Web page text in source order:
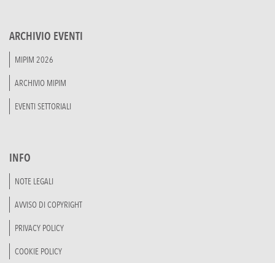
ARCHIVIO EVENTI
MIPIM 2026
ARCHIVIO MIPIM
EVENTI SETTORIALI
INFO
NOTE LEGALI
AVVISO DI COPYRIGHT
PRIVACY POLICY
COOKIE POLICY